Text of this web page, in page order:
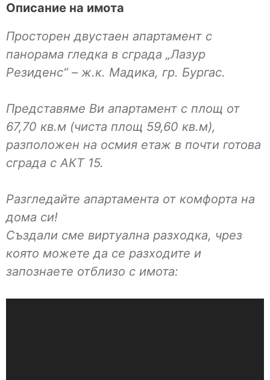
Описание на имота
Просторен двустаен апартамент с
панорама гледка в сграда „Лазур
Резиденс“ – ж.к. Мадика, гр. Бургас.
Представяме Ви апартамент с площ от
67,70 кв.м (чиста площ 59,60 кв.м),
разположен на осмия етаж в почти готова
сграда с АКТ 15.
Разгледайте апартамента от комфорта на
дома си!
Създали сме виртуална разходка, чрез
която можете да се разходите и
запознаете отблизо с имота: